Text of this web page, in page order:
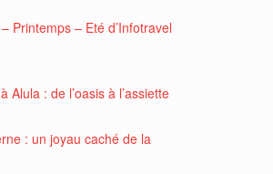
Printemps – Eté d’Infotravel
Alula : de l’oasis à l’assiette
: un joyau caché de la